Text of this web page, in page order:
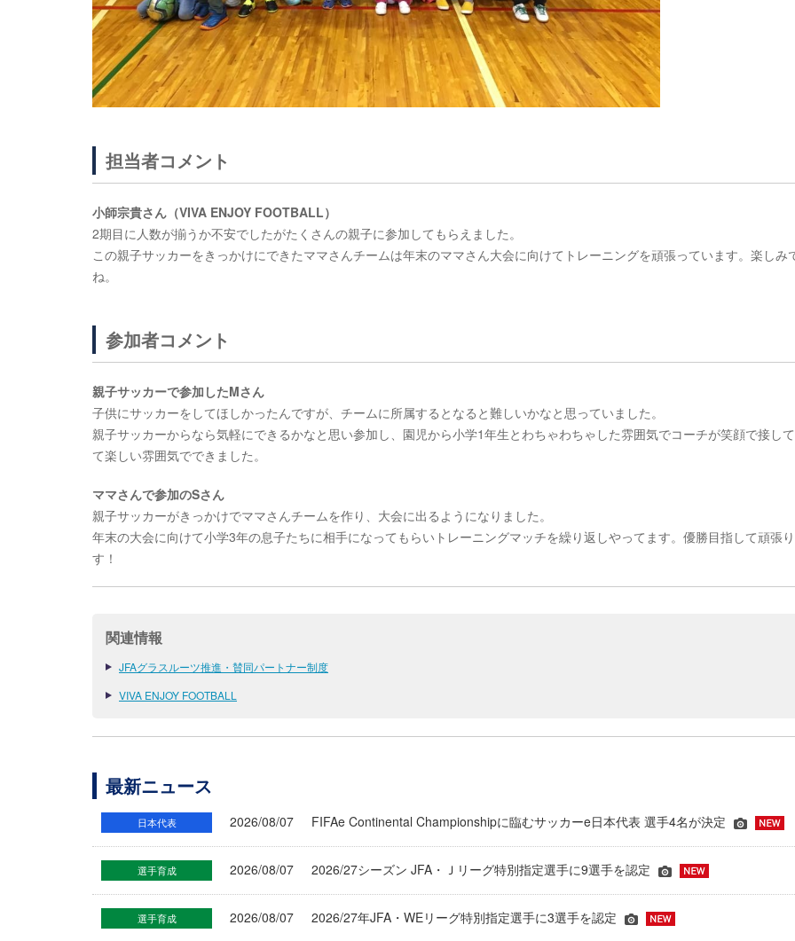
担当者コメント
小師宗貴さん（VIVA ENJOY FOOTBALL）
2期目に人数が揃うか不安でしたがたくさんの親子に参加してもら えました。
この親子サッカーをきっかけにできたママさんチームは年末のママさん大会に向けてトレーニングを頑張っています。楽しみ
ね。
参加者コメント
親子サッカーで参加したMさん
子供にサッカーをしてほしかったんですが、 チームに所属するとなると難しいかなと思っていました。
親子サッカーからなら気軽にできるかなと思い参加し、 園児から小学1年生とわちゃわちゃした雰囲気でコーチが笑顔で接し
て楽しい雰囲気でできました。
ママさんで参加のSさん
親子サッカーがきっかけでママさんチームを作り、 大会に出るようになりました。
年末の大会に向けて小学3年の息子たちに相手になってもらいトレーニングマッチを繰り返しやってます。優勝目指して頑張
す！
関連情報
JFAグラスルーツ推進・賛同パートナー制度
VIVA ENJOY FOOTBALL
最新ニュース
日本代表 2026/08/07 FIFAe Continental Championshipに臨むサッカーe日本代表 選手4名が決定
選手育成 2026/08/07 2026/27シーズン JFA・Ｊリーグ特別指定選手に9選手を認定
選手育成 2026/08/07 2026/27年JFA・WEリーグ特別指定選手に3選手を認定